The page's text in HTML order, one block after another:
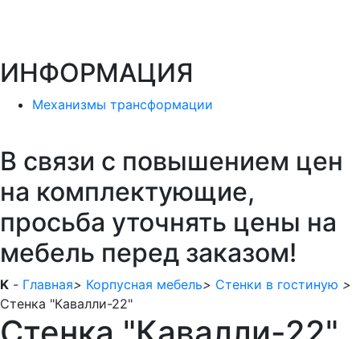
ИНФОРМАЦИЯ
Механизмы трансформации
В связи с повышением цен
на комплектующие,
просьба уточнять цены на
мебель перед заказом!
K - Главная> Корпусная мебель> Стенки в гостиную >
Стенка "Кавалли-22"